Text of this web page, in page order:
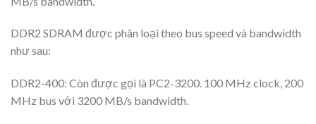
DDR2 SDRAM được phân loại theo bus speed và bandwidth
như sau:
DDR2-400: Còn được gọi là PC2-3200. 100 MHz clock, 200
MHz bus với 3200 MB/s bandwidth.